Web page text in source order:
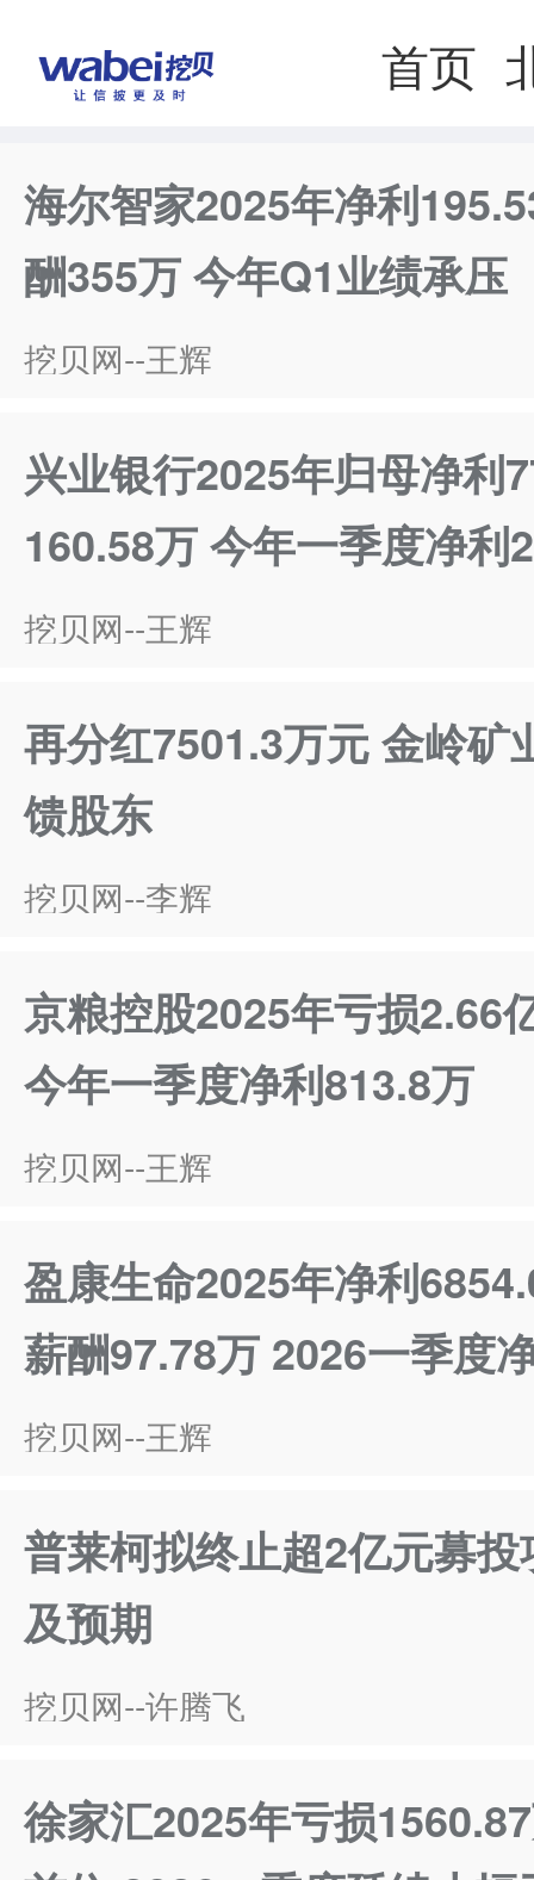
首页
海尔智家2025年净利
酬355万 今年Q1业绩承压
挖贝网--王辉
兴业银行2025年归母净利
160.58万 今年一季度净利
挖贝网--王辉
再分红7501.3万元 金岭矿
馈股东
挖贝网--李辉
京粮控股2025年亏损2.66
今年一季度净利813.8万
挖贝网--王辉
盈康生命2025年净利
薪酬97.78万 2026一季度
挖贝网--王辉
普莱柯拟终止超2亿元募
及预期
挖贝网--许腾飞
徐家汇2025年亏损